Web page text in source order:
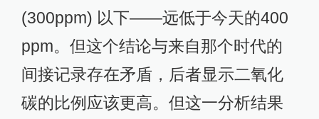
(300ppm) 以下——远低于今天的400
ppm。但这个结论与来自那个时代的
间接记录存在矛盾，后者显示二氧化
碳的比例应该更高。但这一分析结果